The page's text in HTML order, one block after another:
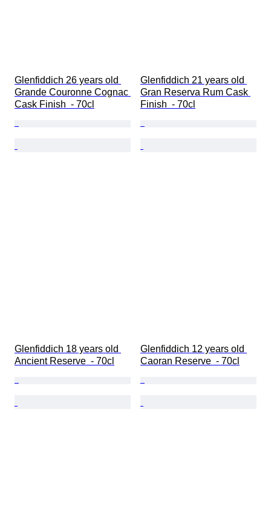
Glenfiddich 26 years old
Grande Couronne Cognac
Cask Finish  - 70cl
Glenfiddich 21 years old
Gran Reserva Rum Cask
Finish  - 70cl
Glenfiddich 18 years old
Ancient Reserve  - 70cl
Glenfiddich 12 years old
Caoran Reserve  - 70cl